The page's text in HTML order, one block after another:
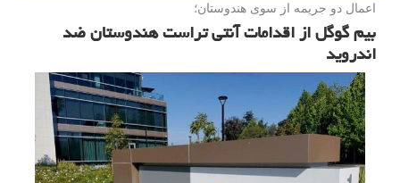
اعمال دو جریمه از سوی هندوستان؛
بیم گوگل از اقدامات آنتی تراست هندوستان ضد
اندروید